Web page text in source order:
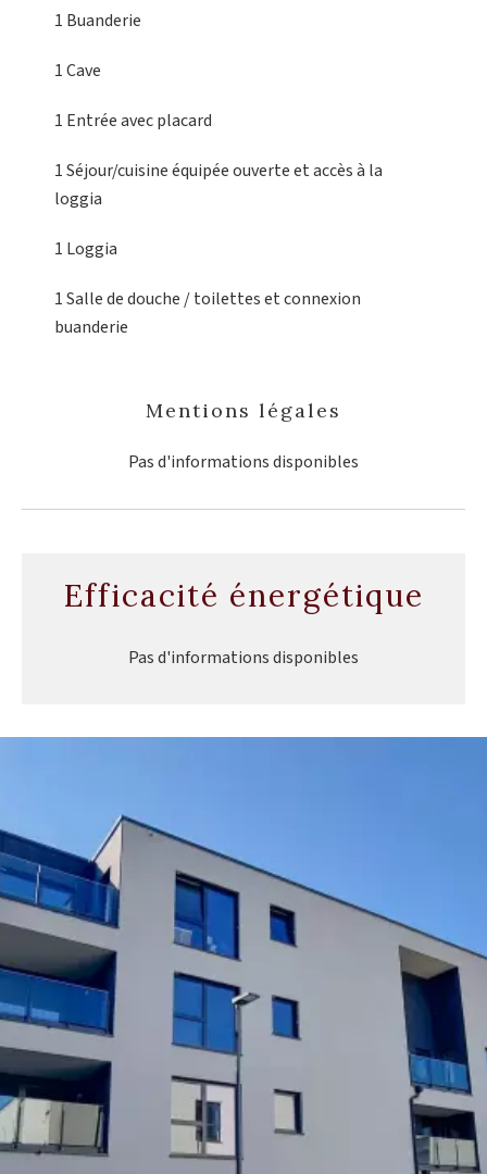
1 Buanderie
1 Cave
1 Entréeavec placard
1 Séjour/cuisineéquipée ouverte et accès à la
loggia
1 Loggia
1 Salle de douche / toiletteset connexion
buanderie
Mentions légales
Pas d'informations disponibles
Efficacité énergétique
Pas d'informations disponibles